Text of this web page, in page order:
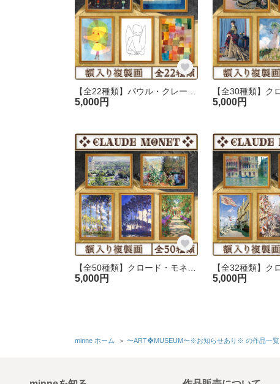
5,000円 5,000円
【全50種類】クロード・モネ『自然/風景画.2』複製画《額入り》
5,000円 5,000円
minne ホーム ＞ 〜ART❖MUSEUM〜※お知らせあり※ の作品一覧